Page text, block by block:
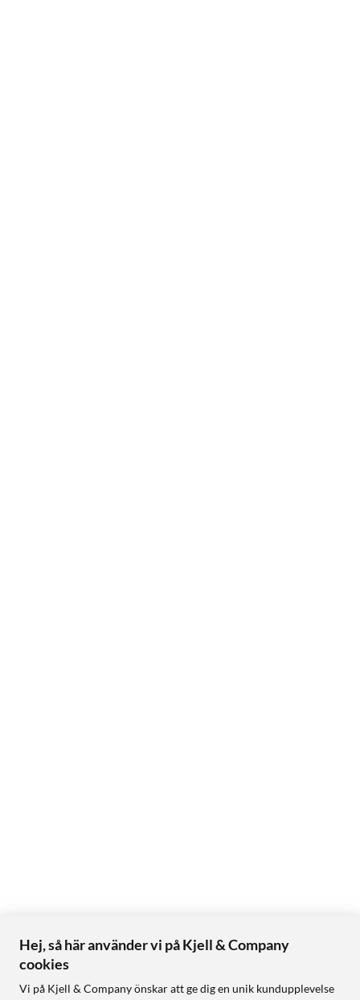
Hej, så här använder vi på Kjell & Company
cookies
Vi på Kjell & Company önskar att ge dig en unik kundupplevelse